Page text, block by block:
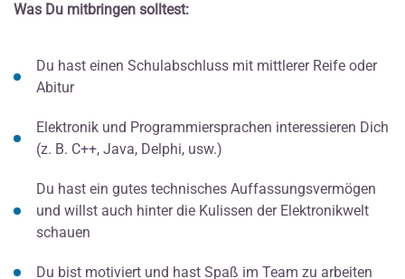
Was Du mitbringen solltest:
Du hast einen Schulabschluss mit mittlerer Reife oder
Abitur
Elektronik und Programmiersprachen interessieren Dich
(z. B. C++, Java, Delphi, usw.)
Du hast ein gutes technisches Auffassungsvermögen
und willst auch hinter die Kulissen der Elektronikwelt
schauen
Du bist motiviert und hast Spaß im Team zu arbeiten